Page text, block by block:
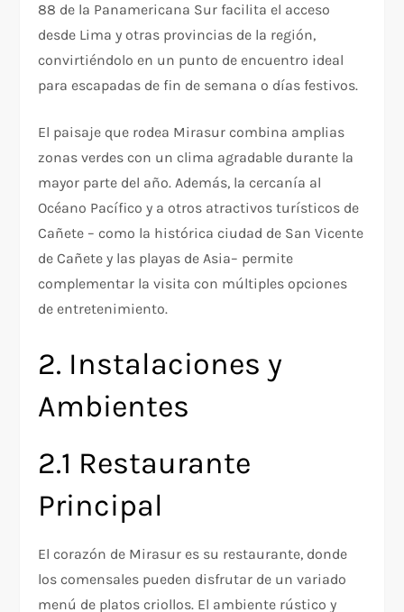
88 de la Panamericana Sur facilita el acceso
desde Lima y otras provincias de la región,
convirtiéndolo en un punto de encuentro ideal
para escapadas de fin de semana o días festivos.
El paisaje que rodea Mirasur combina amplias
zonas verdes con un clima agradable durante la
mayor parte del año. Además, la cercanía al
Océano Pacífico y a otros atractivos turísticos de
Cañete – como la histórica ciudad de San Vicente
de Cañete y las playas de Asia– permite
complementar la visita con múltiples opciones
de entretenimiento.
2. Instalaciones y
Ambientes
2.1 Restaurante
Principal
El corazón de Mirasur es su restaurante, donde
los comensales pueden disfrutar de un variado
menú de platos criollos. El ambiente rústico y